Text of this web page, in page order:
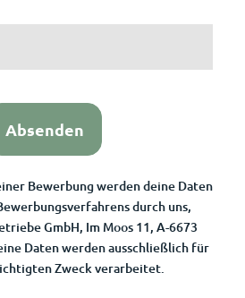
Absenden
Bewerbung werden deine Daten
durch uns,
GmbH, Im Moos 11, A-6673
Daten werden ausschließlich für
Zweck verarbeitet.